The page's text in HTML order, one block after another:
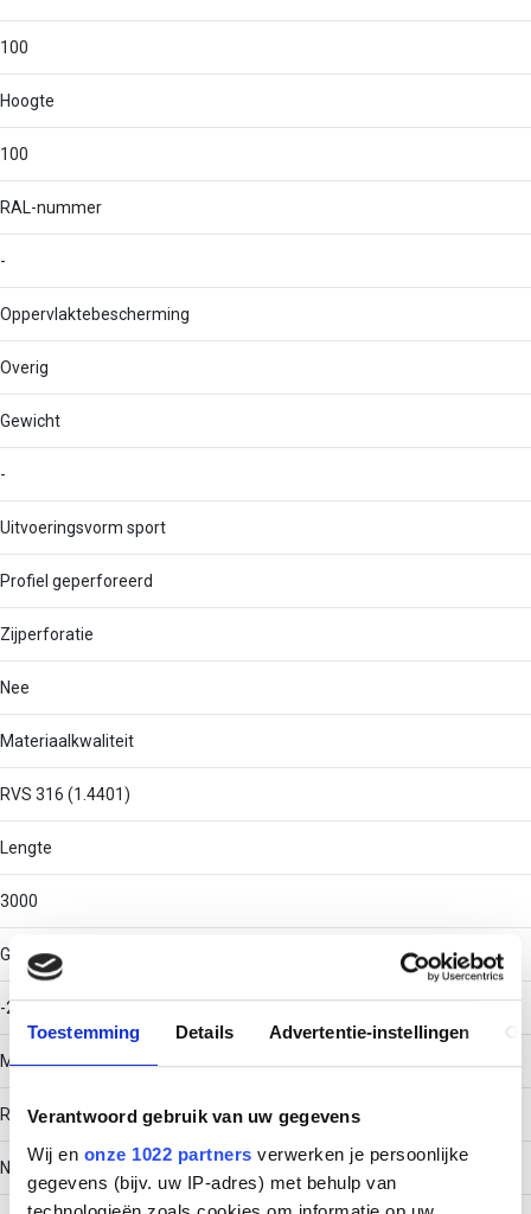
Toestemming Details Advertentie-instellingen
Verantwoord gebruik van uw gegevens
Wij en onze 1022 partners verwerken je persoonlijke
gegevens (bijv. uw IP-adres) met behulp van
100
Hoogte
100
RAL-nummer
-
Oppervlaktebescherming
Overig
Gewicht
-
Uitvoeringsvorm sport
Profiel geperforeerd
Zijperforatie
Nee
Materiaalkwaliteit
RVS 316 (1.4401)
Lengte
3000
Gebruikstemperatuur
-20 - 120
Materiaal
Roestvaststaal (RVS)
Nuttige doorsnede